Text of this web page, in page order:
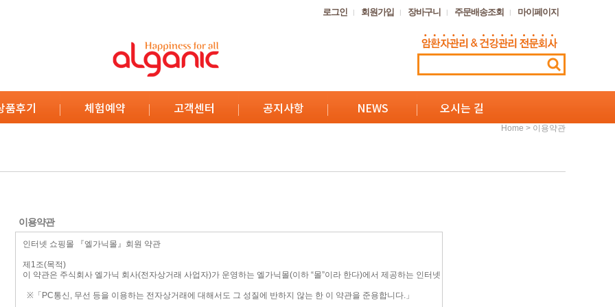
로그인 회원가입 장바구니 주문배송조회 마이페이지
품후기 체험예약 고객센터 공지사항 NEWS 오시는 길
Home > 이용약관
이용약관